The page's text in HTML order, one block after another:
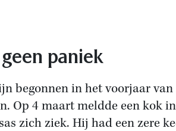
paniek
begonnen in het voorjaar
Op 4 maart meldde een kok
zich ziek. Hij had een zere